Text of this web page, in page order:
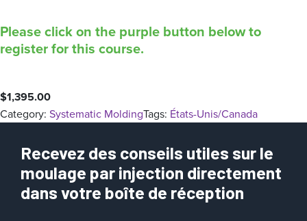
Please click on the purple button below to
register for this course.
$1,395.00
Category: Systematic MoldingTags: États-Unis/Canada
Recevez des conseils utiles sur le
moulage par injection directement
dans votre boîte de réception